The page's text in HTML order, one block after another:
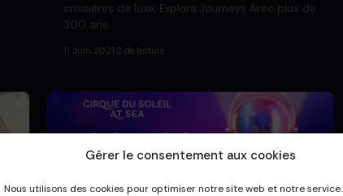
Gérer le consentement aux cookies
Nous utilisons des cookies pour optimiser notre site web et notre service.
croisières de luxe, Explora Journeys Avec plus de
300 ans…
11 Juin 2021 2 de lecture